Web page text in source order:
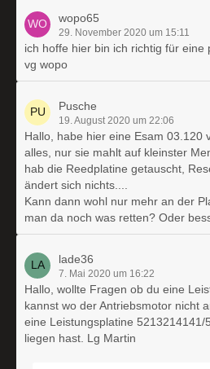
wopo65
29. November 2020 um 15:11
ich hoffe hier bin ich richtig für eine
vg wopo
Pusche
19. August 2020 um 22:06
Hallo, habe hier eine Esam 03.120
alles, nur sie mahlt auf kleinster
hab die Reedplatine getauscht,
ändert sich nichts....
Kann dann wohl nur mehr an der
man da noch was retten? Oder
lade36
7. Mai 2020 um 16:22
Hallo, wollte Fragen ob du eine
kannst wo der Antriebsmotor nicht
eine Leistungsplatine 5213214141/
liegen hast. Lg Martin